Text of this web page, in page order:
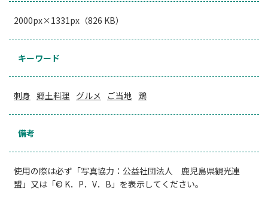
2000px×1331px（826 KB）
キーワード
刺身 郷土料理 グルメ ご当地 鶏
備考
使用の際は必ず「写真協力：公益社団法人 鹿児島県観光連
盟」又は「© K．P．V．B」を表示してください。